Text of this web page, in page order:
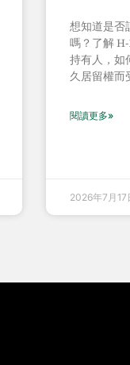
想知道是否
嗎？了解 H-
持有人，如
久居留權而
閱讀更多»
2026年7月17